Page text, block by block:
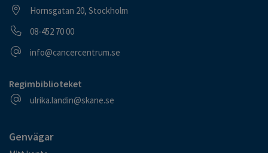
Besöksadress
Hornsgatan 20, Stockholm
Telefonnummer
08-452 70 00
E-postadress
info@cancercentrum.se
Regimbiblioteket
E-postadress
ulrika.landin@skane.se
Genvägar